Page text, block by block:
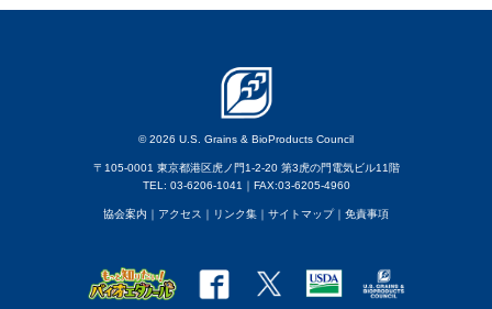
© 2026 U.S. Grains & BioProducts Council
〒105-0001 東京都港区虎ノ門1-2-20 第3虎の門電気ビル11階
TEL: 03-6206-1041｜FAX:03-6205-4960
協会案内 ｜アクセス ｜ リンク集 ｜ サイトマップ｜ 免責事項